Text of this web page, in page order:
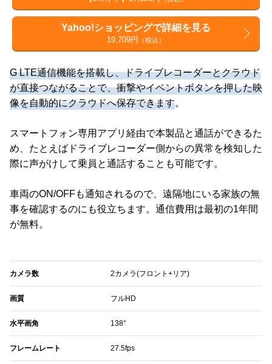
Yahoo!ショッピングで詳細を見る
19,709円 （税込）
G LTE通信機能を搭載し、ドライブレコーダーとクラウド
が直接つながることで、衝撃やイベントボタンを押した映
像を自動的にクラウドへ保存できます。
スマートフォン専用アプリ経由で本製品と通話ができるた
め、たとえばドライブレコーダー側からの異常を検知した
際に声がけして乗員と通話することも可能です。
車両のON/OFFも通知されるので、遠隔地にいる家族の無
事を確認するのにも役立ちます。通信費用は最初の1年間
が無料。
カメラ数 2カメラ(フロント+リア)
画質 フルHD
水平画角 138°
フレームレート 27.5fps